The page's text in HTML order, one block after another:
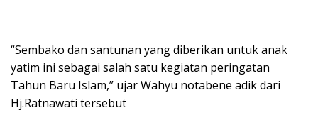
“Sembako dan santunan yang diberikan untuk anak
yatim ini sebagai salah satu kegiatan peringatan
Tahun Baru Islam,” ujar Wahyu notabene adik dari
Hj.Ratnawati tersebut